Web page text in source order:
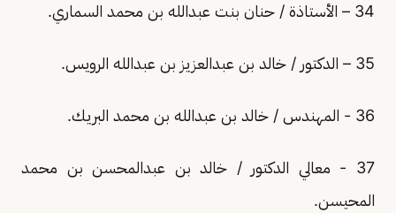
34 – الأستاذة / حنان بنت عبدالله بن محمد السماري.
35 – الدكتور / خالد بن عبدالعزيز بن عبدالله الرويس.
36 - المهندس / خالد بن عبدالله بن محمد البريك.
37 - معالي الدكتور / خالد بن عبدالمحسن بن محمد
المحيسن.